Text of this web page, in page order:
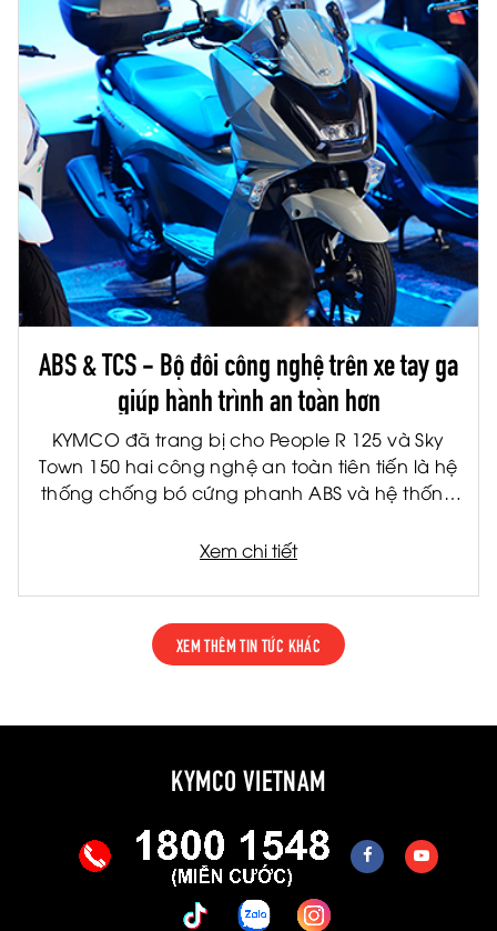
ABS & TCS - Bộ đôi công nghệ trên xe tay ga
giúp hành trình an toàn hơn
KYMCO đã trang bị cho People R 125 và Sky
Town 150 hai công nghệ an toàn tiên tiến là hệ
thống chống bó cứng phanh ABS và hệ thống
được ứng dụng rộng rãi trên các dòng xe cao
giảm thiểu rủi ro trong nhiều tình huống vận
hành thực tế.
Xem chi tiết
XEM THÊM TIN TỨC KHÁC
KYMCO VIETNAM